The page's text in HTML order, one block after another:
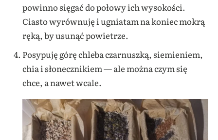
powinno sięgać do połowy ich wysokości.
Ciasto wyrównuję i ugniatam na koniec mokrą
ręką, by usunąć powietrze.
Posypuję górę chleba czarnuszką, siemieniem,
chia i słonecznikiem — ale można czym się
chce, a nawet wcale.